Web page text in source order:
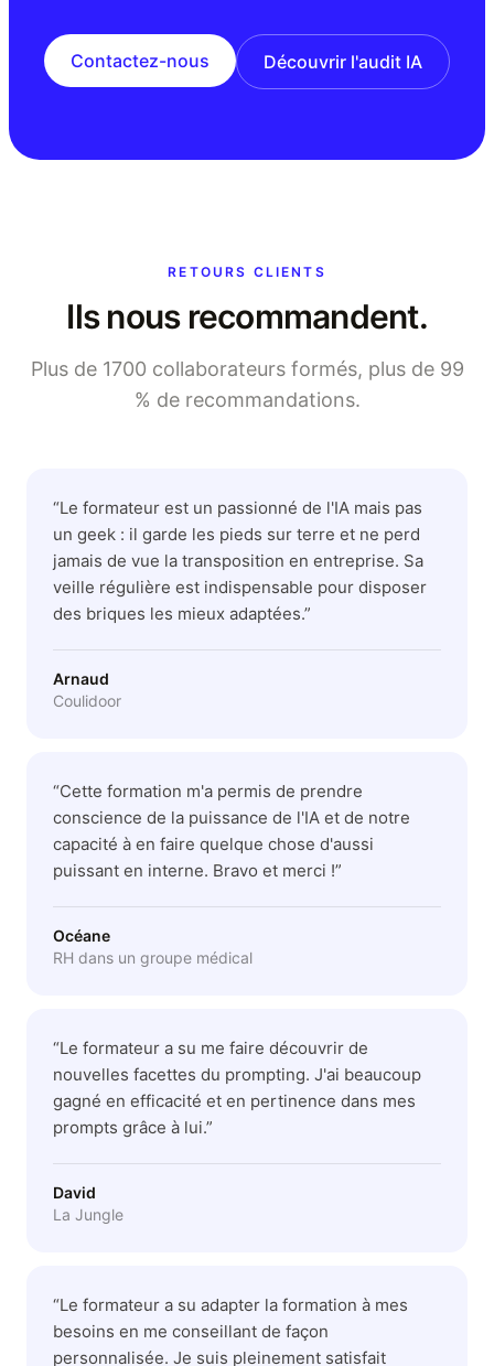
Contactez-nous Découvrir l'audit IA
RETOURS CLIENTS
Ils nous recommandent.
Plus de 1700 collaborateurs formés, plus de 99
% de recommandations.
“Le formateur est un passionné de l'IA mais pas
un geek : il garde les pieds sur terre et ne perd
jamais de vue la transposition en entreprise. Sa
veille régulière est indispensable pour disposer
des briques les mieux adaptées.”
Arnaud
Coulidoor
“Cette formation m'a permis de prendre
conscience de la puissance de l'IA et de notre
capacité à en faire quelque chose d'aussi
puissant en interne. Bravo et merci !”
Océane
RH dans un groupe médical
“Le formateur a su me faire découvrir de
nouvelles facettes du prompting. J'ai beaucoup
gagné en efficacité et en pertinence dans mes
prompts grâce à lui.”
David
La Jungle
“Le formateur a su adapter la formation à mes
besoins en me conseillant de façon
personnalisée. Je suis pleinement satisfait